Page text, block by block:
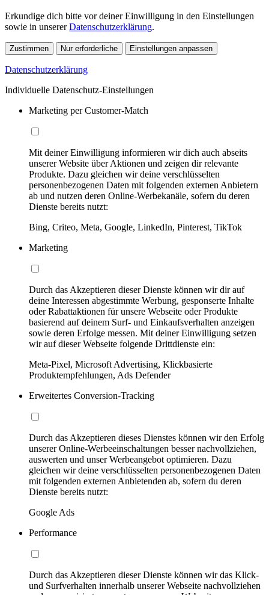
Erkundige dich bitte vor deiner Einwilligung in den Einstellungen
sowie in unsererDatenschutzerklärung.
Zustimmen Nur erforderliche Einstellungen anpassen
Datenschutzerklärung
Individuelle Datenschutz-Einstellungen
Marketing per Customer-Match
Mit deiner Einwilligung informieren wir dich auch abseits
unserer Website über Aktionen und zeigen dir relevante
Produkte. Dazu gleichen wir deine verschlüsselten
personenbezogenen Daten mit folgenden externen Anbietern
ab und nutzen deren Online-Werbekanäle, sofern du deren
Dienste bereits nutzt:
Bing, Criteo, Meta, Google, LinkedIn, Pinterest, TikTok
Marketing
Durch das Akzeptieren dieser Dienste können wir dir auf
deine Interessen abgestimmte Werbung, gesponserte Inhalte
oder Rabattaktionen für unsere Webseite oder Produkte
basierend auf deinem Surf- und Einkaufsverhalten anzeigen
sowie deren Erfolge messen. Mit deiner Einwilligung setzen
wir auf dieser Webseite folgende Drittdienste ein:
Meta-Pixel, Microsoft Advertising, Klickbasierte
Produktempfehlungen, Ads Defender
Erweitertes Conversion-Tracking
Durch das Akzeptieren dieses Dienstes können wir den Erfolg
unserer Online-Werbeeinschaltungen besser nachvollziehen,
auswerten und unser Werbeangebot optimieren. Dazu
gleichen wir deine verschlüsselten personenbezogenen Daten
mit folgenden externen Anbietenden ab, sofern du deren
Dienste bereits nutzt:
Google Ads
Performance
Durch das Akzeptieren dieser Dienste können wir das Klick-
und Surfverhalten innerhalb unserer Webseite nachvollziehen